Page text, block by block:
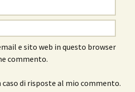
e sito web in questo browser
commento.
di risposte al mio commento.